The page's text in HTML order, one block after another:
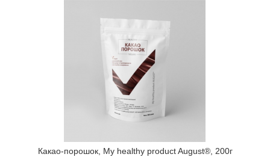
Какао-порошок, My healthy product August®, 200г